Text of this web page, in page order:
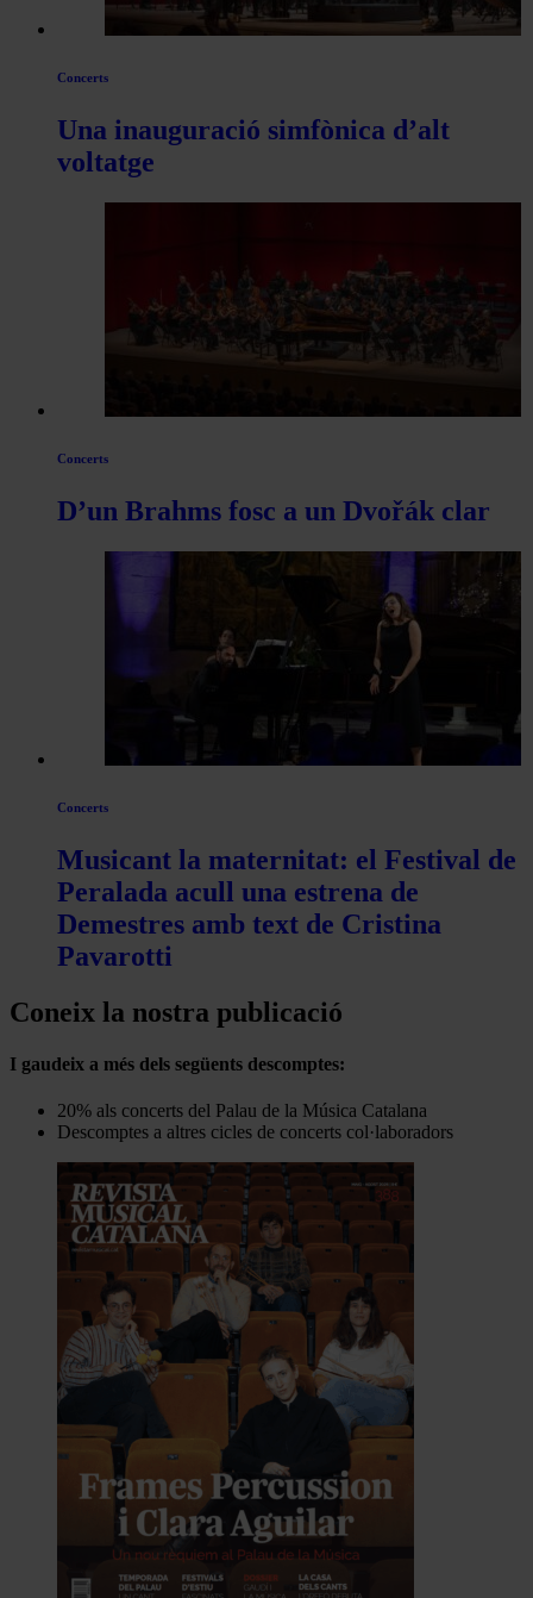
Concerts
Una inauguració simfònica d’alt
voltatge
Concerts
D’un Brahms fosc a un Dvořák clar
Concerts
Musicant la maternitat: el Festival de
Peralada acull una estrena de
Demestres amb text de Cristina
Pavarotti
Coneix la nostra publicació
I gaudeix a més dels següents descomptes:
20% als concerts del Palau de la Música Catalana
Descomptes a altres cicles de concerts col·laboradors